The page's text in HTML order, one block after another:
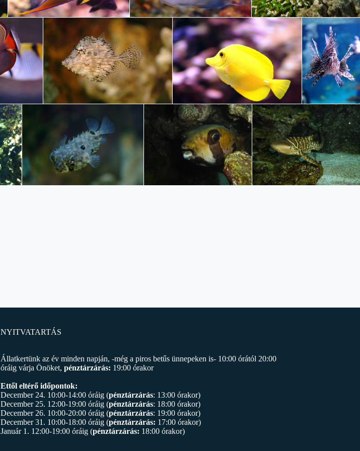
NYITVATARTÁS
Állatkertünk az év minden napján, -még a piros betűs ünnepeken is- 10:00 órától 20:00
óráig várja Önöket, pénztárzárás: 19:00 órakor
Ettől eltérő időpontok:
December 24. 10:00-14:00 óráig (pénztárzárás: 13:00 órakor)
December 25. 12:00-19:00 óráig (pénztárzárás: 18:00 órakor)
December 26. 10:00-20:00 óráig (pénztárzárás: 19:00 órakor)
December 31. 10:00-18:00 óráig (pénztárzárás: 17:00 órakor)
Január 1. 12:00-19:00 óráig (pénztárzárás: 18:00 órakor)